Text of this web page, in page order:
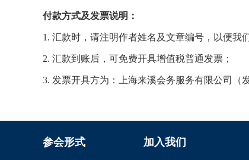
付款方式及发票说明：
1. 汇款时，请注明作者姓名及文章编号，以便我
2. 汇款到账后，可免费开具增值税普通发票；
3. 发票开具方为：上海来溪会务服务有限公司（
参会形式 加入我们